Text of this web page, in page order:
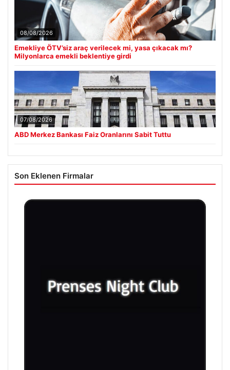
08/08/2026
Emekliye ÖTV’siz araç verilecek mi, yasa çıkacak mı?
Milyonlarca emekli beklentiye girdi
07/08/2026
ABD Merkez Bankası Faiz Oranlarını Sabit Tuttu
Son Eklenen Firmalar